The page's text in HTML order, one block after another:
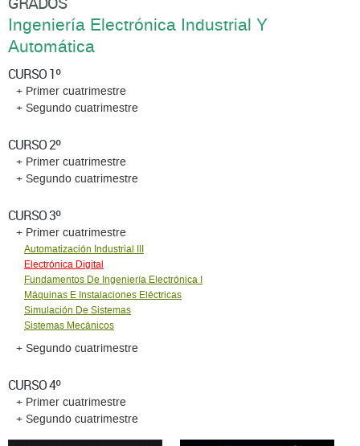
Ingeniería Electrónica Industrial Y
Automática
CURSO 1º
+ Primer cuatrimestre
+ Segundo cuatrimestre
CURSO 2º
+ Primer cuatrimestre
+ Segundo cuatrimestre
CURSO 3º
+ Primer cuatrimestre
Automatización Industrial III
Electrónica Digital
Fundamentos De Ingeniería Electrónica I
Máquinas E Instalaciones Eléctricas
Simulación De Sistemas
Sistemas Mecánicos
+ Segundo cuatrimestre
CURSO 4º
+ Primer cuatrimestre
+ Segundo cuatrimestre